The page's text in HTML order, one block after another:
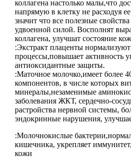
коллагена настолько малы,что
напрямую в клетку не расходуя
значит что все полезные свойства
удвоенной силой. Восполнят
коллагена, улучшат состояние
:Экстракт плаценты
процессы,повышает активность
антиоксидантные защиты.
:Маточное молочко,имеет более
компонентов, в числе которых
минералы,незаменимые
заболевания ЖКТ, сердечно-
растройства нервной системы,
эндокринные нарушения,
:Молочнокислые
кишечника, укрепляет
кожи